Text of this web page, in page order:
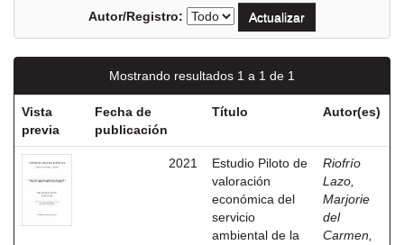
Autor/Registro:
Mostrando resultados 1 a 1 de 1
Vista
previa
Fecha de
publicación
Título Autor(es)
2021
Estudio Piloto de
valoración
económica del
servicio
ambiental de la
Riofrío
Lazo,
Marjorie
del
Carmen,